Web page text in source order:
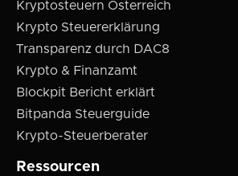
Kryptosteuern Österreich
Krypto Steuererklärung
Transparenz durch DAC8
Krypto & Finanzamt
Blockpit Bericht erklärt
Bitpanda Steuerguide
Krypto-Steuerberater
Ressourcen